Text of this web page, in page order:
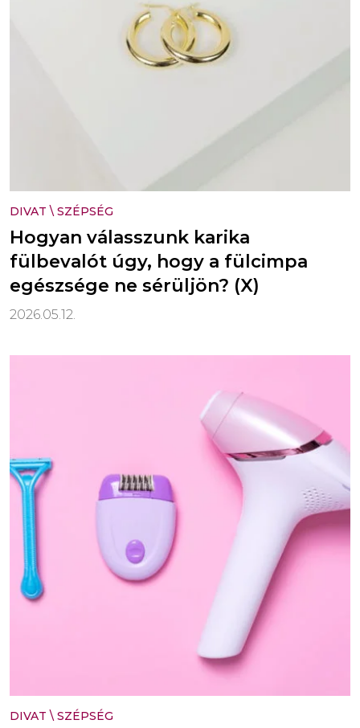
DIVAT \ SZÉPSÉG
Hogyan válasszunk karika
fülbevalót úgy, hogy a fülcimpa
egészsége ne sérüljön? (X)
2026.05.12.
DIVAT \ SZÉPSÉG